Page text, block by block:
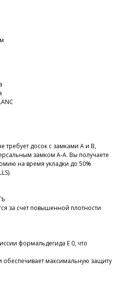
требует досок с замками А и В,
замком А-А. Вы получаете
на время укладки до 50%
за счет повышенной плотности
формальдегида E 0, что
обеспечивает максимальную защиту